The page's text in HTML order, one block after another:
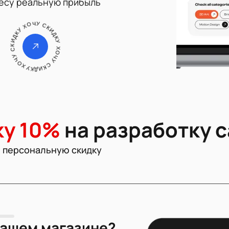
ХОЧУ СКИДКУ ХОЧУ СКИДКУ ХОЧУ СКИДКУ
10% на разработку
персональную скидку